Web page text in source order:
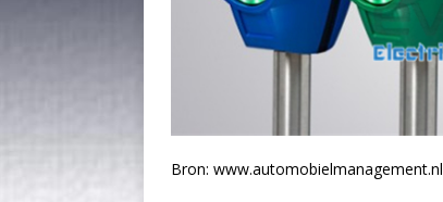
Bron: www.automobielmanagement.nl